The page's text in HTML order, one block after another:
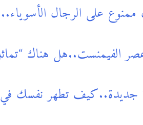
على الرجال
الفيمنست..هل هناك
جديدة..كيف تطهر نفسك